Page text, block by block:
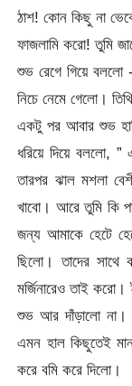
ঠাশ! কোন কিছু না
ফাজলামি করো! তুমি
শুভ রেগে গিয়ে বললো
নিচে নেমে গেলো।
একটু পর আবার শুভ
ধরিয়ে দিয়ে বললো, ”
তারপর ঝাল মশলা
খাবো। আরে তুমি কি
জন্য আমাকে হেটে
ছিলো। তাদের সাথে
মর্জিনারেও তাই
শুভ আর দাঁড়ালো না।
এমন হাল কিছুতেই
করে বমি করে দিলো।